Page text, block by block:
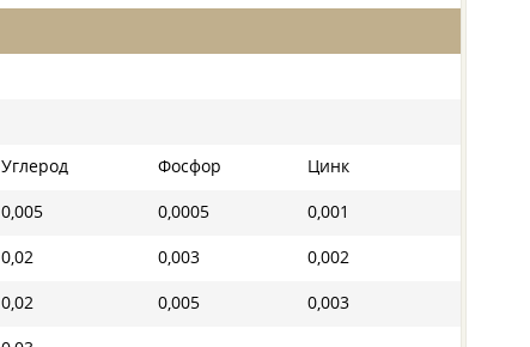
Углерод Фосфор Цинк
0,005 0,0005 0,001
0,02 0,003 0,002
0,02 0,005 0,003